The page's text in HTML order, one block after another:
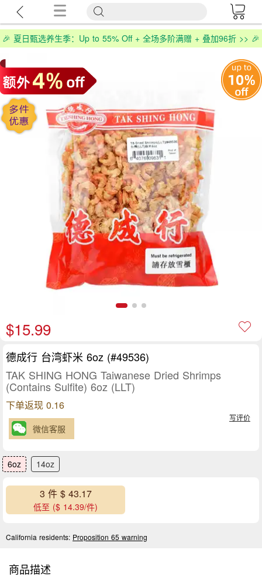
🎉 夏日甄选养生季：Up to 55% Off + 全场多阶满赠 + 叠加96折 >> 🎉
$15.99
德成行 台湾虾米 6oz (#49536)
TAK SHING HONG Taiwanese Dried Shrimps
(Contains Sulfite) 6oz (LLT)
下单返现 0.16
写评价
微信客服
6oz 14oz
3 件 $ 43.17
低至 ($ 14.39/件)
California residents: Proposition 65 warning
商品描述